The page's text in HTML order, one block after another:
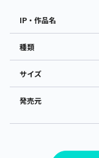
IP・作品名
種類
サイズ
発売元